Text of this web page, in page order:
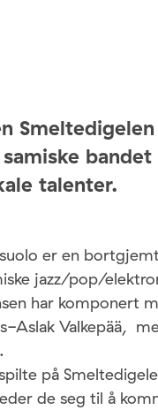
talenter.
er en
jazz/pop/
har komponert
Aslak Valkepää,
på
de seg til å